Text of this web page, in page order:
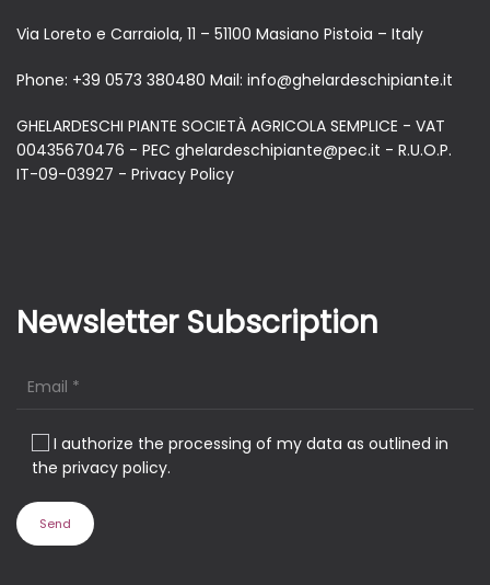
Via Loreto e Carraiola, 11 – 51100 Masiano Pistoia – Italy
Phone: +39 0573 380480 Mail: info@ghelardeschipiante.it
GHELARDESCHI PIANTE SOCIETÀ AGRICOLA SEMPLICE - VAT
00435670476 - PEC ghelardeschipiante@pec.it - R.U.O.P.
IT-09-03927 - Privacy Policy
Newsletter Subscription
I authorize the processing of my data as outlined in
the privacy policy.